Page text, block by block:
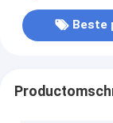
Beste